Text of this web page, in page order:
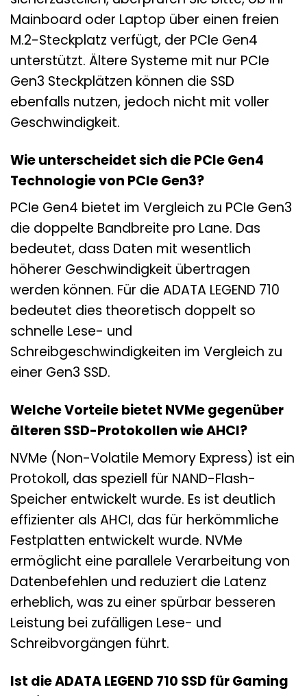
Mainboard oder Laptop über einen freien
M.2-Steckplatz verfügt, der PCIe Gen4
unterstützt. Ältere Systeme mit nur PCIe
Gen3 Steckplätzen können die SSD
ebenfalls nutzen, jedoch nicht mit voller
Geschwindigkeit.
Wie unterscheidet sich die PCIe Gen4
Technologie von PCIe Gen3?
PCIe Gen4 bietet im Vergleich zu PCIe Gen3
die doppelte Bandbreite pro Lane. Das
bedeutet, dass Daten mit wesentlich
höherer Geschwindigkeit übertragen
werden können. Für die ADATA LEGEND 710
bedeutet dies theoretisch doppelt so
schnelle Lese- und
Schreibgeschwindigkeiten im Vergleich zu
einer Gen3 SSD.
Welche Vorteile bietet NVMe gegenüber
älteren SSD-Protokollen wie AHCI?
NVMe (Non-Volatile Memory Express) ist ein
Protokoll, das speziell für NAND-Flash-
Speicher entwickelt wurde. Es ist deutlich
effizienter als AHCI, das für herkömmliche
Festplatten entwickelt wurde. NVMe
ermöglicht eine parallele Verarbeitung von
Datenbefehlen und reduziert die Latenz
erheblich, was zu einer spürbar besseren
Leistung bei zufälligen Lese- und
Schreibvorgängen führt.
Ist die ADATA LEGEND 710 SSD für Gaming